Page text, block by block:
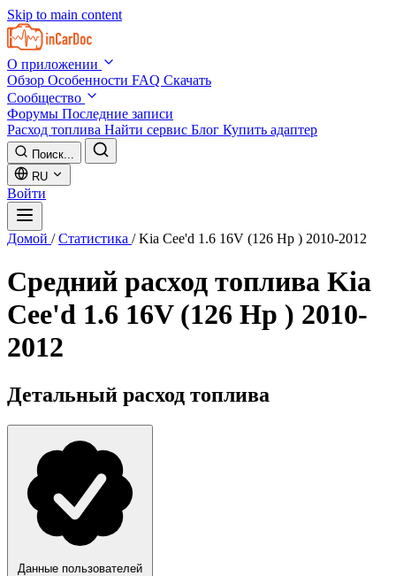
Skip to main content
О приложении
Обзор Особенности FAQ Скачать
Сообщество
Форумы Последние записи
Расход топлива Найти сервис Блог Купить адаптер
Поиск...
RU
Войти
Домой / Статистика / Kia Cee'd 1.6 16V (126 Hp ) 2010-2012
Средний расход топлива Kia
Cee'd 1.6 16V (126 Hp ) 2010-
2012
Детальный расход топлива
Данные пользователей